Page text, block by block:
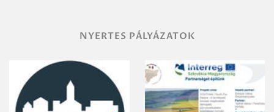
NYERTES PÁLYÁZATOK